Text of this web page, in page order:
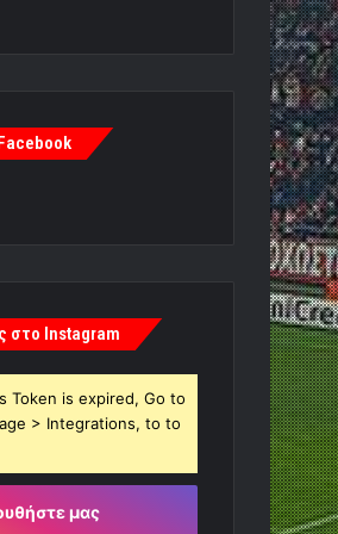
στο Instagram
Token is expired, Go to
> Integrations, to to
μας